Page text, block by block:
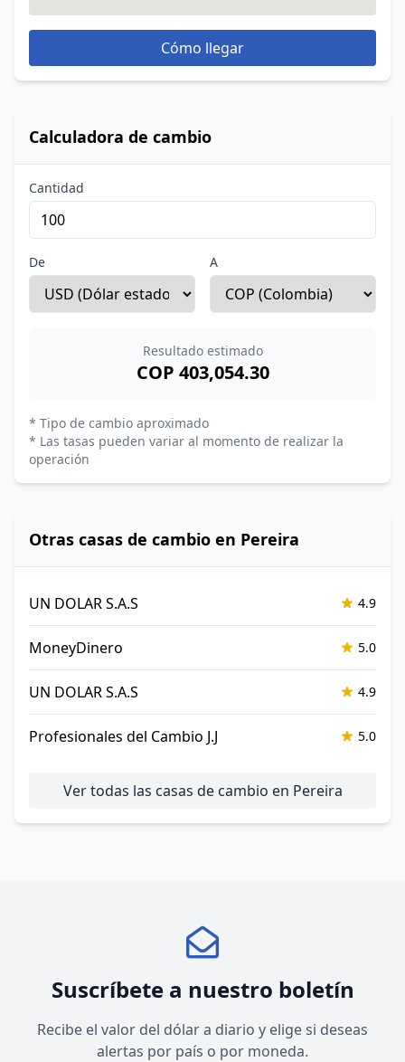
Cómo llegar
Calculadora de cambio
Cantidad
De A
Resultado estimado
COP 403,054.30
* Tipo de cambio aproximado
* Las tasas pueden variar al momento de realizar la
operación
Otras casas de cambio en Pereira
UN DOLAR S.A.S 4.9
MoneyDinero 5.0
UN DOLAR S.A.S 4.9
Profesionales del Cambio J.J 5.0
Ver todas las casas de cambio en Pereira
Suscríbete a nuestro boletín
Recibe el valor del dólar a diario y elige si deseas
alertas por país o por moneda.